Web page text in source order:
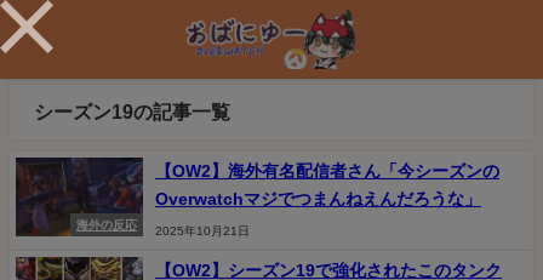
シーズン19の記事一覧
海外の反応
【OW2】海外有名配信者さん「今シーズンの
Overwatchマジでつまんねえんだろうな」
2025年10月21日
【OW2】シーズン19で強化されたこのタンク